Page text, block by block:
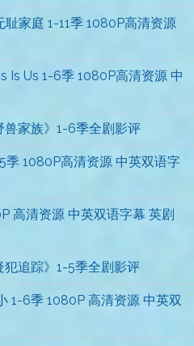
家庭 1-11季 1080P高清资源
Is Us 1-6季 1080P高清资源 中
家族》1-6季全剧影评
季 1080P高清资源 中英双语字
高清资源 中英双语字幕 英剧
追踪》1-5季全剧影评
1-6季 1080P 高清资源 中英双